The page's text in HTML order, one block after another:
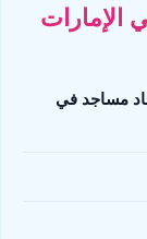
مساجد في